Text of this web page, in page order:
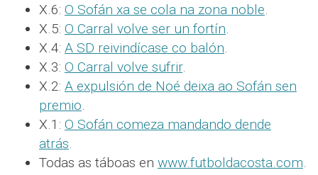
X.6: O Sofán xa se cola na zona noble.
X.5: O Carral volve ser un fortín.
X.4: A SD reivindícase co balón.
X.3: O Carral volve sufrir.
X.2: A expulsión de Noé deixa ao Sofán sen
premio.
X.1: O Sofán comeza mandando dende
atrás.
Todas as táboas en www.futboldacosta.com.